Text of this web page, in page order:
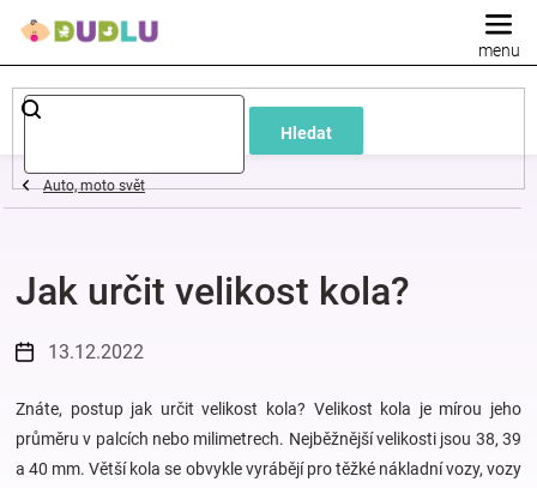
Hledat
Dětské
a
oblečení
Pokojíček
a
kojenecká
Auto, moto svět
Jak určit velikost kola?
13.12.2022
Znáte, postup jak určit velikost kola? Velikost kola je mírou jeho
průměru v palcích nebo milimetrech. Nejběžnější velikosti jsou 38, 39
a 40 mm. Větší kola se obvykle vyrábějí pro těžké nákladní vozy, vozy